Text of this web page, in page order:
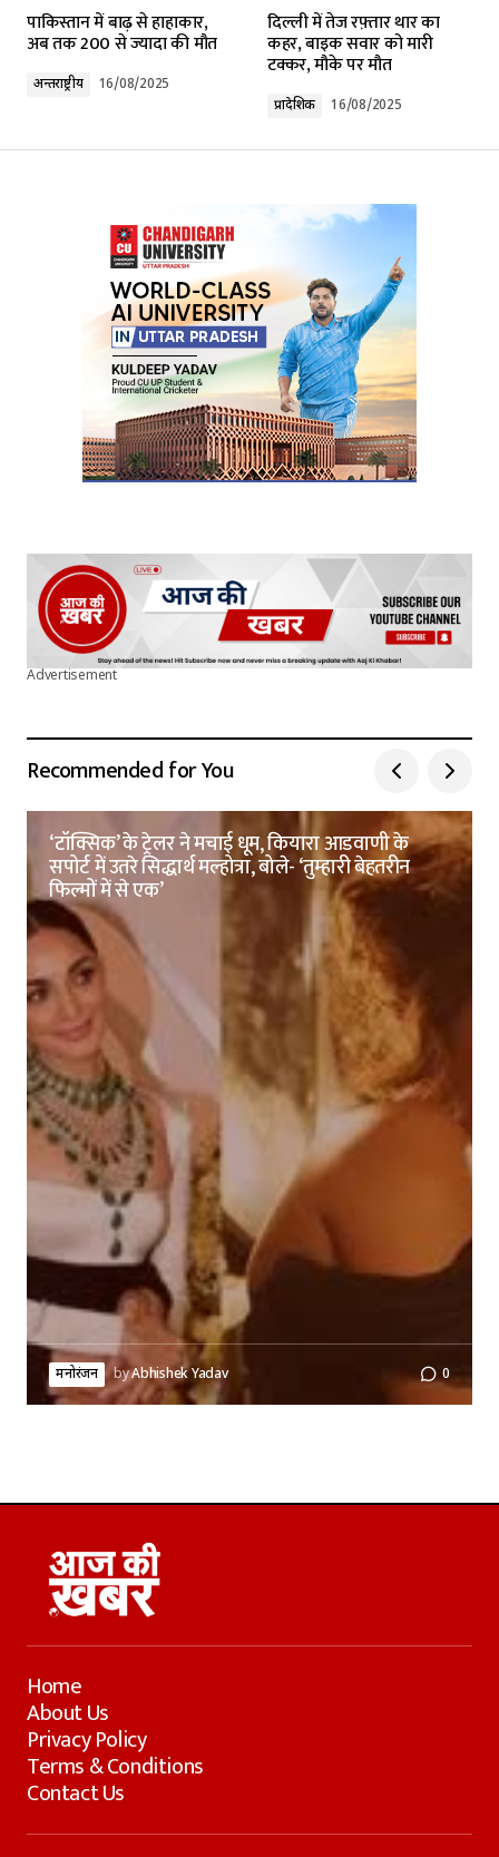
Required fields are marked*
Comment*
Your Name*
Your E-mail*
Submit Comment
पाकिस्तान में बाढ़ से हाहाकार,
अब तक 200 से ज्यादा की मौत
अन्तर्राष्ट्रीय 16/08/2025
दिल्ली में तेज रफ़्तार थार का
कहर, बाइक सवार को मारी
टक्कर, मौके पर मौत
प्रादेशिक 16/08/2025
Advertisement
Recommended for You
‘टॉक्सिक’ के ट्रेलर ने मचाई धूम, कियारा आडवाणी के
सपोर्ट में उतरे सिद्धार्थ मल्होत्रा, बोले- ‘तुम्हारी बेहतरीन
फिल्मों में से एक’
मनोरंजन byAbhishek Yadav 0
Home
About Us
Privacy Policy
Terms & Conditions
Contact Us